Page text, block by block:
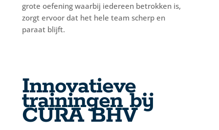
grote oefening waarbij iedereen betrokken is,
zorgt ervoor dat het hele team scherp en
paraat blijft.
Innovatieve
trainingen bij
CURA BHV